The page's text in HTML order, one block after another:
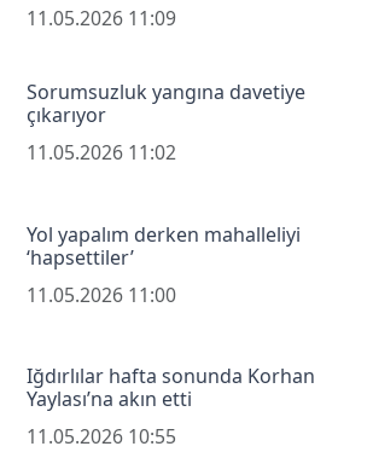
11.05.2026 11:09
Sorumsuzluk yangına davetiye
çıkarıyor
11.05.2026 11:02
Yol yapalım derken mahalleliyi
‘hapsettiler’
11.05.2026 11:00
Iğdırlılar hafta sonunda Korhan
Yaylası’na akın etti
11.05.2026 10:55